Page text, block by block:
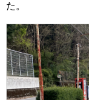
た。